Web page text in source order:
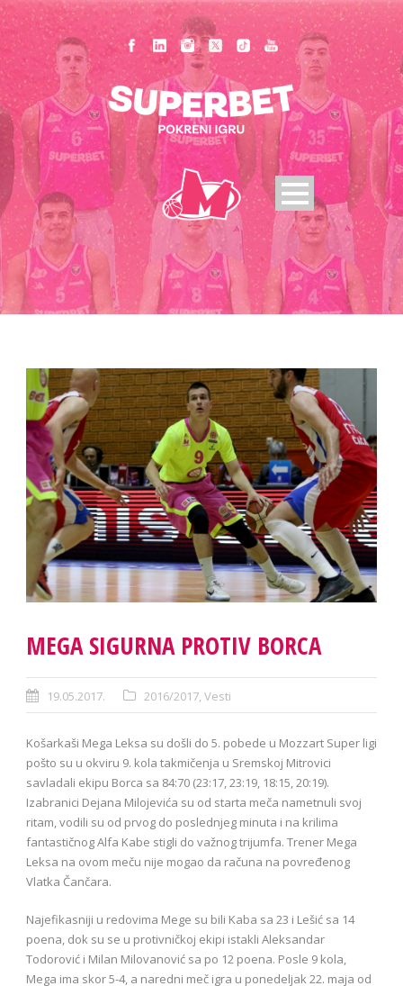
MEGA SIGURNA PROTIV BORCA
19.05.2017. 2016/2017, Vesti
Košarkaši Mega Leksa su došli do 5. pobede u Mozzart Super ligi
pošto su u okviru 9. kola takmičenja u Sremskoj Mitrovici
savladali ekipu Borca sa 84:70 (23:17, 23:19, 18:15, 20:19).
Izabranici Dejana Milojevića su od starta meča nametnuli svoj
ritam, vodili su od prvog do poslednjeg minuta i na krilima
fantastičnog Alfa Kabe stigli do važnog trijumfa. Trener Mega
Leksa na ovom meču nije mogao da računa na povređenog
Vlatka Čančara.
Najefikasniji u redovima Mege su bili Kaba sa 23 i Lešić sa 14
poena, dok su se u protivničkoj ekipi istakli Aleksandar
Todorović i Milan Milovanović sa po 12 poena. Posle 9 kola,
Mega ima skor 5-4, a naredni meč igra u ponedeljak 22. maja od